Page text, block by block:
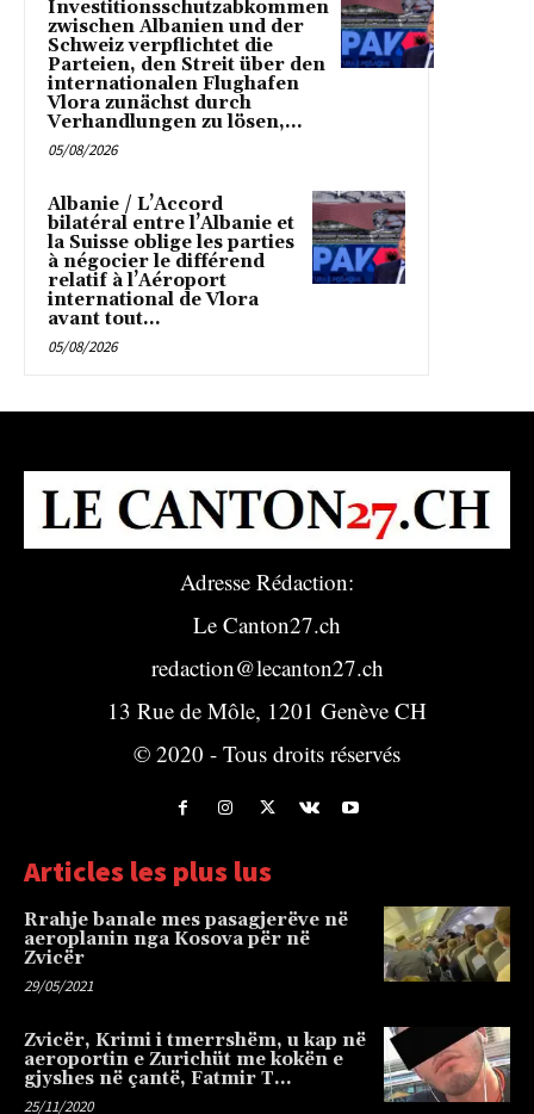
Investitionsschutzabkommen
zwischen Albanien und der
Schweiz verpflichtet die
Parteien, den Streit über den
internationalen Flughafen
Vlora zunächst durch
Verhandlungen zu lösen,...
05/08/2026
Albanie / L’Accord
bilatéral entre l’Albanie et
la Suisse oblige les parties
à négocier le différend
relatif à l’Aéroport
international de Vlora
avant tout...
05/08/2026
Adresse Rédaction:
Le Canton27.ch
redaction@lecanton27.ch
13 Rue de Môle, 1201 Genève CH
© 2020 - Tous droits réservés
Articles les plus lus
Rrahje banale mes pasagjerëve në
aeroplanin nga Kosova për në
Zvicër
29/05/2021
Zvicër, Krimi i tmerrshëm, u kap në
aeroportin e Zurichüt me kokën e
gjyshes në çantë, Fatmir T…
25/11/2020